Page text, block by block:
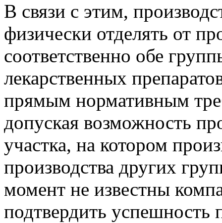
В связи с этим,
физически отделять от
соответственно обе
лекарственных
прямым нормативным
допуская возможность
участка, на котором
производства других
момент не известны
подтвердить успешность